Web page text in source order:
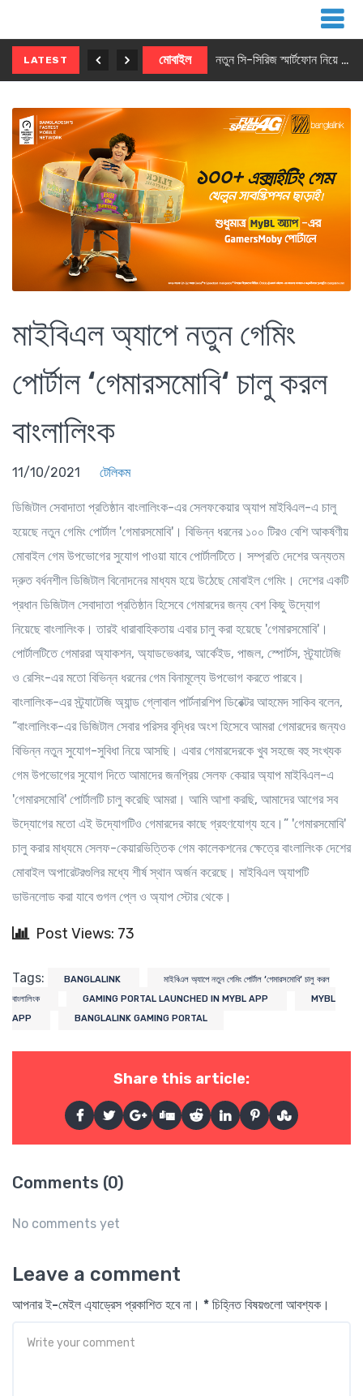
LATEST মোবাইল নতুন সি-সিরিজ স্মার্টফোন নিয়ে আসছে রিয়েলমি
মাইবিএল অ্যাপে নতুন গেমিং
পোর্টাল ‘গেমারসমোবি‘ চালু করল
বাংলালিংক
11/10/2021 টেলিকম
ডিজিটাল সেবাদাতা প্রতিষ্ঠান বাংলালিংক-এর সেলফকেয়ার অ্যাপ মাইবিএল-এ চালু
হয়েছে নতুন গেমিং পোর্টাল 'গেমারসমোবি'। বিভিন্ন ধরনের ১০০ টিরও বেশি আকর্ষণীয়
মোবাইল গেম উপভোগের সুযোগ পাওয়া যাবে পোর্টালটিতে। সম্প্রতি দেশের অন্যতম
দ্রুত বর্ধনশীল ডিজিটাল বিনোদনের মাধ্যম হয়ে উঠেছে মোবাইল গেমিং। দেশের একটি
প্রধান ডিজিটাল সেবাদাতা প্রতিষ্ঠান হিসেবে গেমারদের জন্য বেশ কিছু উদ্যোগ
নিয়েছে বাংলালিংক। তারই ধারাবাহিকতায় এবার চালু করা হয়েছে 'গেমারসমোবি'।
পোর্টালটিতে গেমাররা অ্যাকশন, অ্যাডভেঞ্চার, আর্কেইড, পাজল, স্পোর্টস, স্ট্র্যাটেজি
ও রেসিং-এর মতো বিভিন্ন ধরনের গেম বিনামূল্যে উপভোগ করতে পারবে।
বাংলালিংক-এর স্ট্র্যাটেজি অ্যান্ড গ্লোবাল পার্টনারশিপ ডিরেক্টর আহমেদ সাকিব বলেন,
“বাংলালিংক-এর ডিজিটাল সেবার পরিসর বৃদ্ধির অংশ হিসেবে আমরা গেমারদের জন্যও
বিভিন্ন নতুন সুযোগ-সুবিধা নিয়ে আসছি। এবার গেমারদেরকে খুব সহজে বহু সংখ্যক
গেম উপভোগের সুযোগ দিতে আমাদের জনপ্রিয় সেলফ কেয়ার অ্যাপ মাইবিএল-এ
'গেমারসমোবি' পোর্টালটি চালু করেছি আমরা। আমি আশা করছি, আমাদের আগের সব
উদ্যোগের মতো এই উদ্যোগটিও গেমারদের কাছে গ্রহণযোগ্য হবে।” 'গেমারসমোবি'
চালু করার মাধ্যমে সেলফ-কেয়ারভিত্তিক গেম কালেকশনের ক্ষেত্রে বাংলালিংক দেশের
মোবাইল অপারেটরগুলির মধ্যে শীর্ষ স্থান অর্জন করেছে। মাইবিএল অ্যাপটি
ডাউনলোড করা যাবে গুগল প্লে ও অ্যাপ স্টোর থেকে।
Post Views: 73
Tags: BANGLALINK
মাইবিএল অ্যাপে নতুন গেমিং পোর্টাল ‘গেমারসমোবি‘ চালু করল
বাংলালিংক
GAMING PORTAL LAUNCHED IN MYBL APP
MYBL
APP
BANGLALINK GAMING PORTAL
Share this article:
Comments (0)
No comments yet
Leave a comment
আপনার ই-মেইল এ্যাড্রেস প্রকাশিত হবে না। * চিহ্নিত বিষয়গুলো আবশ্যক।